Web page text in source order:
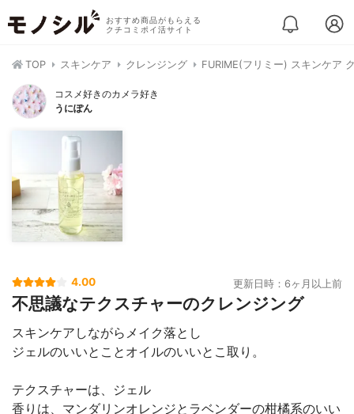
おすすめ商品がもらえる
クチコミポイ活サイト
TOP スキンケア クレンジング FURIME(フリミー) スキンケア
コスメ好きのカメラ好き
うにぽん
4.00 更新日時：6ヶ月以上前
不思議なテクスチャーのクレンジング
スキンケアしながらメイク落とし
ジェルのいいとことオイルのいいとこ取り。
テクスチャーは、ジェル
香りは、マンダリンオレンジとラベンダーの柑橘系のいい